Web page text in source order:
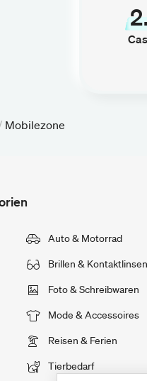
Mobilezone
Auto & Motorrad
Brillen & Kontaktlinsen
Foto & Schreibwaren
Mode & Accessoires
Reisen & Ferien
Tierbedarf